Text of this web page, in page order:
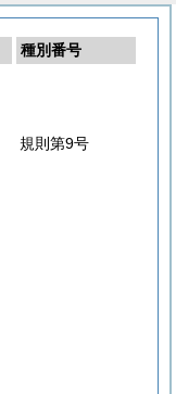
種別番号
規則第9号